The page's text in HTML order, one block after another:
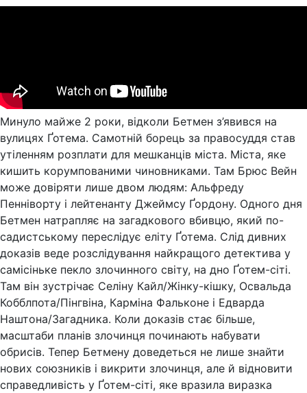
Минуло майже 2 роки, відколи Бетмен з’явився на
вулицях Ґотема. Самотній борець за правосуддя став
утіленням розплати для мешканців міста. Міста, яке
кишить корумпованими чиновниками. Там Брюс Вейн
може довіряти лише двом людям: Альфреду
Пенніворту і лейтенанту Джеймсу Ґордону. Одного дня
Бетмен натрапляє на загадкового вбивцю, який по-
садистському переслідує еліту Ґотема. Слід дивних
доказів веде розслідування найкращого детектива у
самісіньке пекло злочинного світу, на дно Ґотем-сіті.
Там він зустрічає Селіну Кайл/Жінку-кішку, Освальда
Кобблпота/Пінгвіна, Карміна Фальконе і Едварда
Наштона/Загадника. Коли доказів стає більше,
масштаби планів злочинця починають набувати
обрисів. Тепер Бетмену доведеться не лише знайти
нових союзників і викрити злочинця, але й відновити
справедливість у Ґотем-сіті, яке вразила виразка